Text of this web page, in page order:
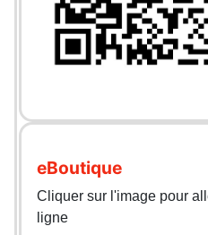
eBoutique
Cliquer sur l'image pour
ligne